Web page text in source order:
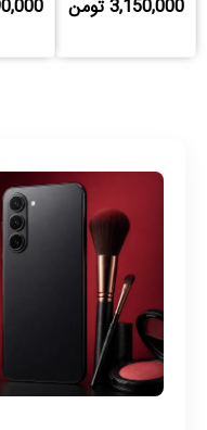
ملاکسین لایه بردار
3,150,000 تومن